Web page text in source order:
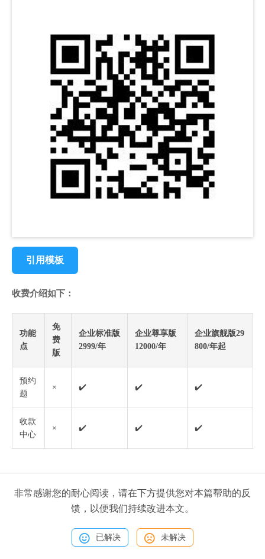
引用模板
收费介绍如下：
功能
点
免
费
版
企业标准版
2999/年
企业尊享版
12000/年
企业旗舰版29
800/年起
预约
题
× ✔️ ✔️ ✔️
收款
中心
× ✔️ ✔️ ✔️
非常感谢您的耐心阅读，请在下方提供您对本篇帮助的反
馈，以便我们持续改进本文。
已解决 未解决